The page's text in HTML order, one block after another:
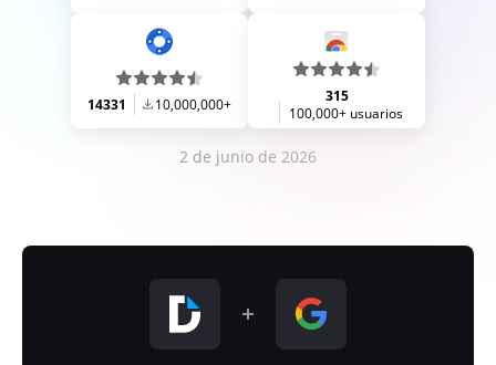
14331 10,000,000+
315
100,000+ usuarios
2 de junio de 2026